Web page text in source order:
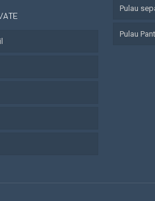
Pulau
Pulau